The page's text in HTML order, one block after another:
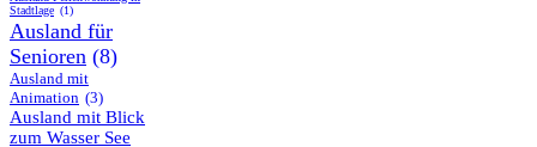
Stadtlage (1)
Ausland für
Senioren (8)
Ausland mit
Animation (3)
Ausland mit Blick
zum Wasser See